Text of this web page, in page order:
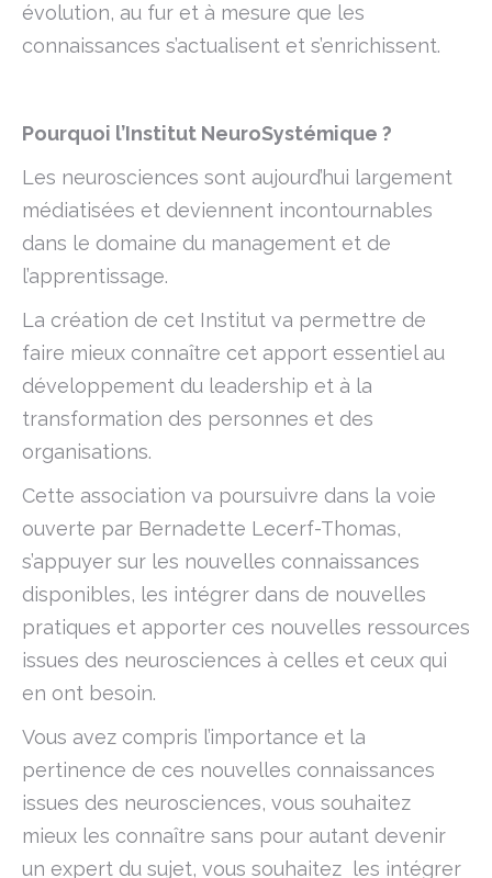
évolution, au fur et à mesure que les
connaissances s’actualisent et s’enrichissent.
Pourquoi l’Institut NeuroSystémique ?
Les neurosciences sont aujourd’hui largement
médiatisées et deviennent incontournables
dans le domaine du management et de
l’apprentissage.
La création de cet Institut va permettre de
faire mieux connaître cet apport essentiel au
développement du leadership et à la
transformation des personnes et des
organisations.
Cette association va poursuivre dans la voie
ouverte par Bernadette Lecerf-Thomas,
s’appuyer sur les nouvelles connaissances
disponibles, les intégrer dans de nouvelles
pratiques et apporter ces nouvelles ressources
issues des neurosciences à celles et ceux qui
en ont besoin.
Vous avez compris l’importance et la
pertinence de ces nouvelles connaissances
issues des neurosciences, vous souhaitez
mieux les connaître sans pour autant devenir
un expert du sujet, vous souhaitez les intégrer